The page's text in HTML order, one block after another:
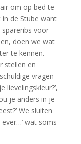
om op bed te
in de Stube want
voor
doen we wat
te kennen.
stellen en
vragen
lievelingskleur?’,
je anders in je
We sluiten
ever…’ wat soms